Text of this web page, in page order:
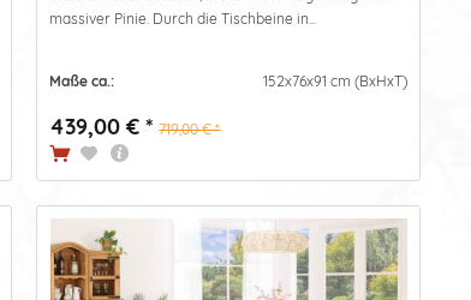
massiver Pinie. Durch die Tischbeine in...
Maße ca.: 152x76x91 cm (BxHxT)
439,00 € * 719,00 € *